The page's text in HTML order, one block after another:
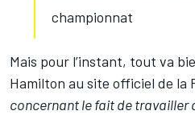
championnat
Mais pour l’instant, tout va
Hamilton au site officiel de la
concernant le fait de travailler